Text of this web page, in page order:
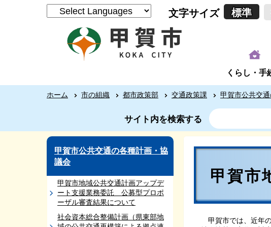
文字サイズ 標準
くらし・手
ホーム 市の組織 都市政策部 交通政策課 甲賀市公共交
サイト内を検索する
甲賀市公共交通の各種計画・協
議会
甲賀市地域公共交通計画アップデ
ート支援業務委託 公募型プロポ
ーザル審査結果について
社会資本総合整備計画（県東部地
甲賀市
甲賀市では、近年